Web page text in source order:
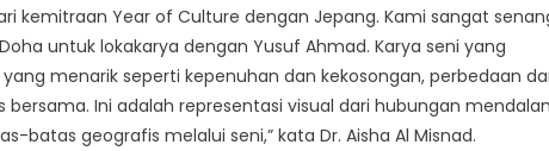
kemitraan Year of Culture dengan Jepang. Kami sangat
untuk lokakarya dengan Yusuf Ahmad. Karya seni yang
menarik seperti kepenuhan dan kekosongan, perbedaan
Ini adalah representasi visual dari hubungan
geografis melalui seni,” kata Dr. Aisha Al Misnad.